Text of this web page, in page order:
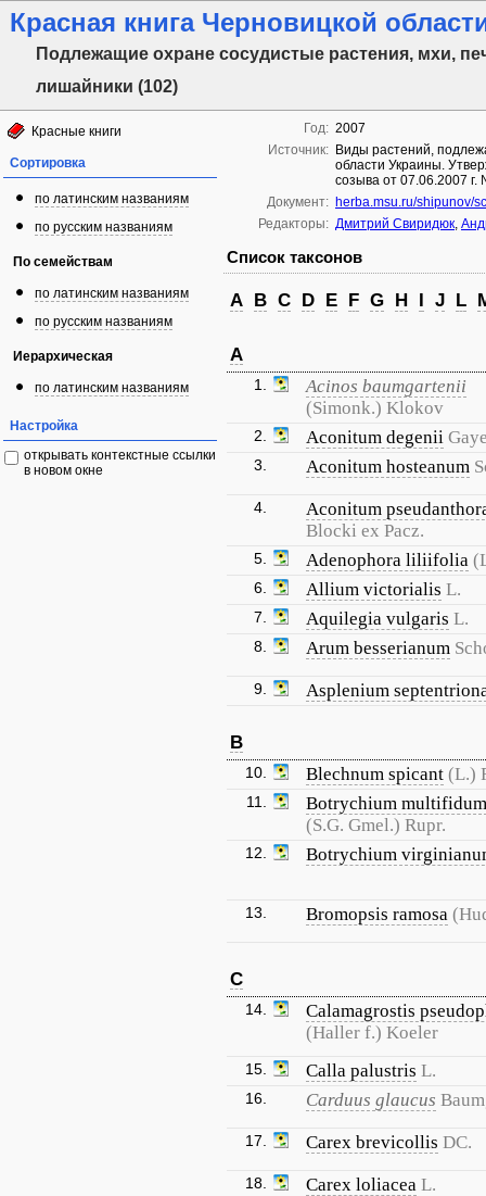
Красная книга Черновицкой
Подлежащие охране сосудистые растения, мхи,
лишайники (102)
Красные книги
Сортировка
по латинским названиям
по русским названиям
По семействам
по латинским названиям
по русским названиям
Иерархическая
по латинским названиям
Настройка
открывать контекстные ссылки
в новом окне
Год: 2007
Источник: Виды растений,
области Украины.
созыва от 07.06.2007
Документ: herba.msu.ru/shipunov/
Редакторы: Дмитрий Свиридюк,
Список таксонов
A B C D E F G H I J L
A
1.
Acinos baumgartenii
(Simonk.) Klokov
2. Aconitum degenii
3. Aconitum hosteanum
4.
Aconitum
Blocki ex Pacz.
5. Adenophora liliifolia
6. Allium victorialis L.
7. Aquilegia vulgaris L.
8. Arum besserianum
9. Asplenium
B
10. Blechnum spicant (L.)
11.
Botrychium multifidum
(S.G. Gmel.) Rupr.
12. Botrychium
13. Bromopsis ramosa
C
14.
Calamagrostis
(Haller f.) Koeler
15. Calla palustris L.
16. Carduus glaucus
17. Carex brevicollis DC.
18. Carex loliacea L.